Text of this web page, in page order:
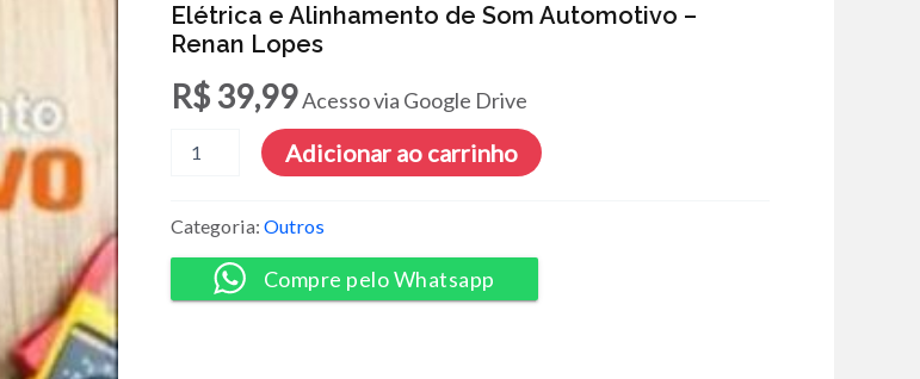
Elétrica e Alinhamento de Som Automotivo –
Renan Lopes
R$39,99Acesso via Google Drive
Som
Automotivo
Renan
Adicionar ao carrinho
Categoria: Outros
Compre pelo Whatsapp